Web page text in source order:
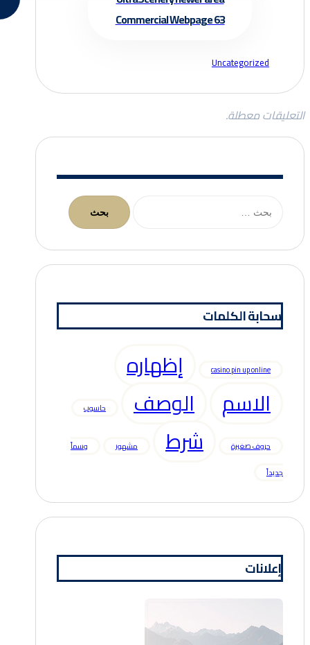
Commercial Webpage 63
Uncategorized
التعليقات معطلة.
سحابة الكلمات
casino pin up online
إظهاره
الاسم
الوصف حاسوب
حروف صغيرة شرط مشهور
وسماً
جديداً
إعلانات